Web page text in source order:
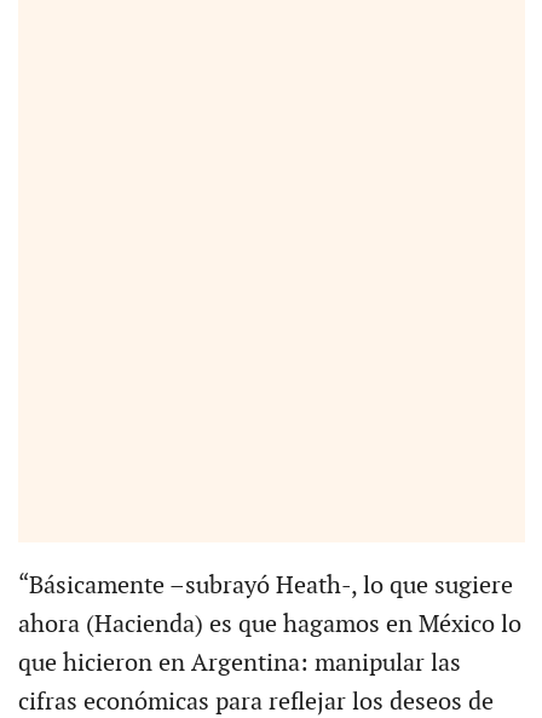
“Básicamente –subrayó Heath-, lo que sugiere
ahora (Hacienda) es que hagamos en México lo
que hicieron en Argentina: manipular las
cifras económicas para reflejar los deseos de